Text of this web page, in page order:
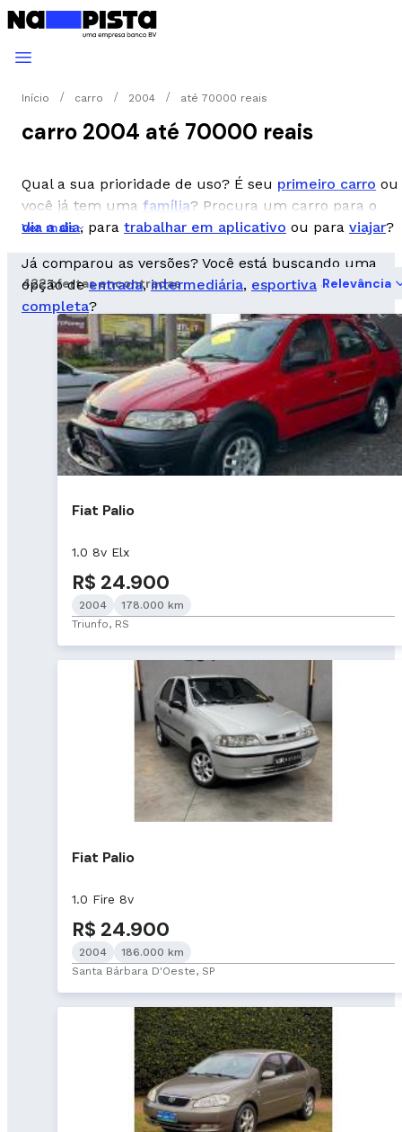
Início carro 2004 até 70000 reais
carro 2004 até 70000 reais
Qual a sua prioridade de uso? É seu primeiro carro ou
você já tem uma família? Procura um carro para o
dia a dia, para trabalhar em aplicativo ou para viajar?
Já comparou as versões? Você está buscando uma
opção deentrada,intermediária, esportiva ou
completa?
Ver mais
422 ofertas encontradas Relevância
Fiat Palio
1.0 8v Elx
R$ 24.900
2004
178.000 km
Triunfo, RS
Fiat Palio
1.0 Fire 8v
R$ 24.900
2004
186.000 km
Santa Bárbara D'Oeste, SP